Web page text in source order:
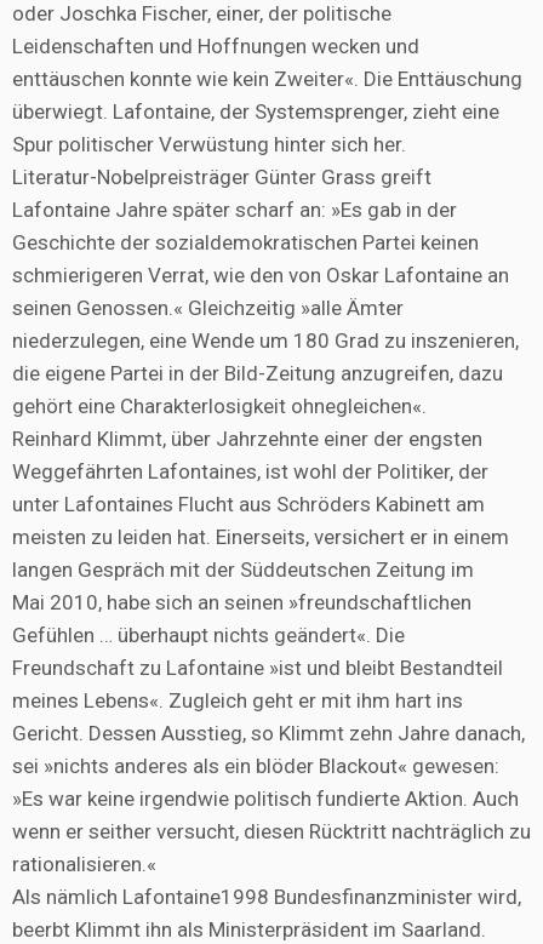
oder Joschka Fischer, einer, der politische
Leidenschaften und Hoffnungen wecken und
enttäuschen konnte wie kein Zweiter«. Die Enttäuschung
überwiegt. Lafontaine, der Systemsprenger, zieht eine
Spur politischer Verwüstung hinter sich her.
Literatur-Nobelpreisträger Günter Grass greift
Lafontaine Jahre später scharf an: »Es gab in der
Geschichte der sozialdemokratischen Partei keinen
schmierigeren Verrat, wie den von Oskar Lafontaine an
seinen Genossen.« Gleichzeitig »alle Ämter
niederzulegen, eine Wende um 180 Grad zu inszenieren,
die eigene Partei in der Bild-Zeitung anzugreifen, dazu
gehört eine Charakterlosigkeit ohnegleichen«.
Reinhard Klimmt, über Jahrzehnte einer der engsten
Weggefährten Lafontaines, ist wohl der Politiker, der
unter Lafontaines Flucht aus Schröders Kabinett am
meisten zu leiden hat. Einerseits, versichert er in einem
langen Gespräch mit der Süddeutschen Zeitung im
Mai 2010, habe sich an seinen »freundschaftlichen
Gefühlen … überhaupt nichts geändert«. Die
Freundschaft zu Lafontaine »ist und bleibt Bestandteil
meines Lebens«. Zugleich geht er mit ihm hart ins
Gericht. Dessen Ausstieg, so Klimmt zehn Jahre danach,
sei »nichts anderes als ein blöder Blackout« gewesen:
»Es war keine irgendwie politisch fundierte Aktion. Auch
wenn er seither versucht, diesen Rücktritt nachträglich zu
rationalisieren.«
Als nämlich Lafontaine1998 Bundesfinanzminister wird,
beerbt Klimmt ihn als Ministerpräsident im Saarland.